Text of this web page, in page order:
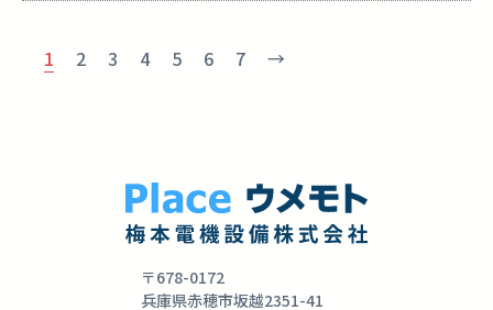
1 2 3 4 5 6 7 →
〒678-0172
兵庫県赤穂市坂越2351-41